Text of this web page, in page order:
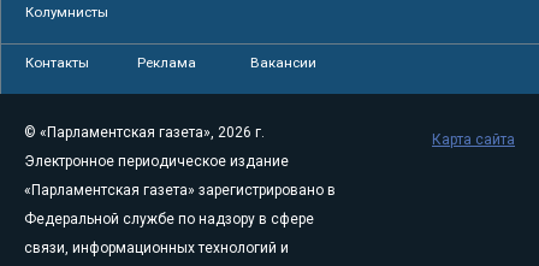
Колумнисты
Контакты Реклама Вакансии
© «Парламентская газета», 2026 г.
Электронное периодическое издание
«Парламентская газета» зарегистрировано в
Федеральной службе по надзору в сфере
связи, информационных технологий и
Карта сайта